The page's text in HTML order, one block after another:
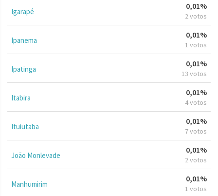
Igarapé
0,01%
2 votos
Ipanema
0,01%
1 votos
Ipatinga
0,01%
13 votos
Itabira
0,01%
4 votos
Ituiutaba
0,01%
7 votos
João Monlevade
0,01%
2 votos
Manhumirim
0,01%
1 votos